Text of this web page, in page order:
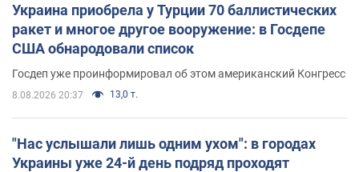
Украина приобрела у Турции 70 баллистических
ракет и многое другое вооружение: в Госдепе
США обнародовали список
Госдеп уже проинформировал об этом американский Конгресс
8.08.2026 20:37 13,0 т.
"Нас услышали лишь одним ухом": в городах
Украины уже 24-й день подряд проходят